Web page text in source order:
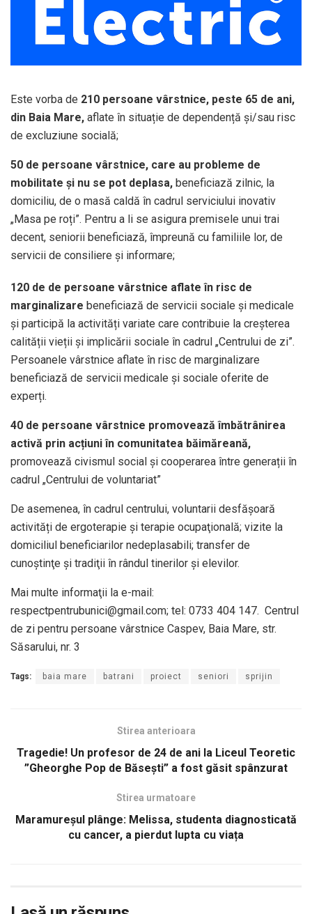
Este vorba de 210 persoane vârstnice, peste 65 de ani,
din Baia Mare, aflate în situație de dependență și/sau risc
de excluziune socială;
50 de persoane vârstnice, care au probleme de
mobilitate și nu se pot deplasa, beneficiază zilnic, la
domiciliu, de o masă caldă în cadrul serviciului inovativ
„Masa pe roți”. Pentru a li se asigura premisele unui trai
decent, seniorii beneficiază, împreună cu familiile lor, de
servicii de consiliere și informare;
120 de de persoane vârstnice aflate în risc de
marginalizare beneficiază de servicii sociale și medicale
și participă la activități variate care contribuie la creșterea
calității vieții și implicării sociale în cadrul „Centrului de zi”.
Persoanele vârstnice aflate în risc de marginalizare
beneficiază de servicii medicale și sociale oferite de
experți.
40 de persoane vârstnice promovează îmbătrânirea
activă prin acțiuni în comunitatea băimăreană,
promovează civismul social și cooperarea între generații în
cadrul „Centrului de voluntariat”
De asemenea, în cadrul centrului, voluntarii desfășoară
activități de ergoterapie și terapie ocupaţională; vizite la
domiciliul beneficiarilor nedeplasabili; transfer de
cunoştinţe şi tradiţii în rândul tinerilor şi elevilor.
Mai multe informaţii la e-mail:
respectpentrubunici@gmail.com; tel: 0733 404 147. Centrul
de zi pentru persoane vârstnice Caspev, Baia Mare, str.
Săsarului, nr. 3
Tags: baia mare batrani proiect seniori sprijin
Stirea anterioara
Tragedie! Un profesor de 24 de ani la Liceul Teoretic
”Gheorghe Pop de Băsești” a fost găsit spânzurat
Stirea urmatoare
Maramureșul plânge: Melissa, studenta diagnosticată
cu cancer, a pierdut lupta cu viața